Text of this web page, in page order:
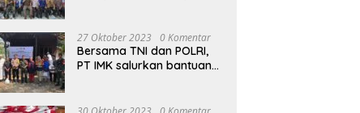
27 Oktober 2023 0 Komentar
Bersama TNI dan POLRI,
PT IMK salurkan bantuan